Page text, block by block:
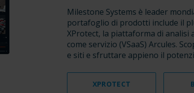
Milestone Systems è leader
portafoglio di prodotti include il
XProtect, la piattaforma di analisi
come servizio (VSaaS) Arcules.
e siti e sfruttare appieno il
XPROTECT